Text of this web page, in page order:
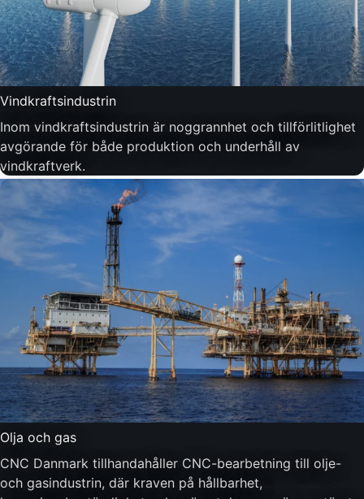
Vindkraftsindustrin
Inom vindkraftsindustrin är noggrannhet och tillförlitlighet
avgörande för både produktion och underhåll av
vindkraftverk.
Olja och gas
CNC Danmark tillhandahåller CNC-bearbetning till olje-
och gasindustrin, där kraven på hållbarhet,